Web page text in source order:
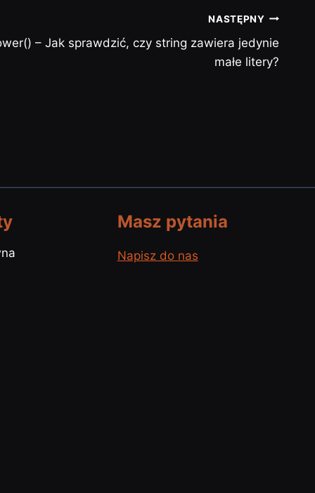
NASTĘPNY
– Jak sprawdzić, czy string zawiera jedynie
małe litery?
Masz pytania
Napisz do nas